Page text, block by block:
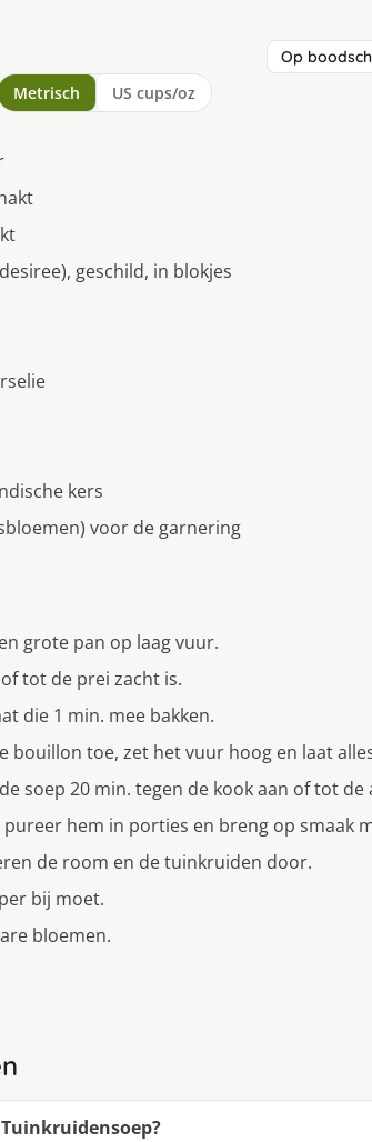
Op
Metrisch US cups/oz
geschild, in blokjes
kers
voor de garnering
grote pan op laag vuur.
tot de prei zacht is.
die 1 min. mee bakken.
bouillon toe, zet het vuur hoog en laat
soep 20 min. tegen de kook aan of tot
pureer hem in porties en breng op smaak
de room en de tuinkruiden door.
bij moet.
bloemen.